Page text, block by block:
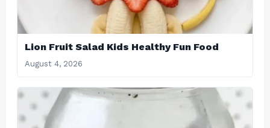
Lion Fruit Salad Kids Healthy Fun Food
August 4, 2026